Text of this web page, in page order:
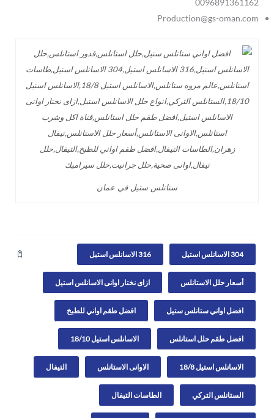
0096891361162
Production@gs-oman.com
ستانلس ستيل في عمان
304 الاسانلس استيل 316 الاسانلس استيل
أسعار حلل الاستانلس ازاى نختار اوانى الاسانلس استيل
افضل اواني ستانلس ستيل افضل طقم اواني للطبخ
افضل طقم حلل استانلس الاسانلس استيل 18/10
الاسانلس استيل 18/8 الاوانى الاستانلس التيفال
الستانلس التركي الطاسات التيفال